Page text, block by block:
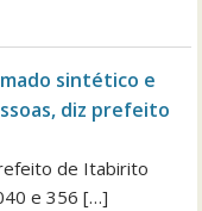
sintético e
diz prefeito
de Itabirito
e 356 […]